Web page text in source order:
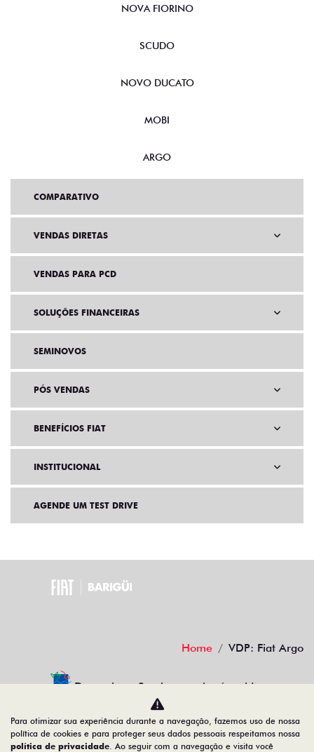
CRONOS
NOVA FIORINO
SCUDO
NOVO DUCATO
MOBI
COMPARATIVO
VENDAS DIRETAS
VENDAS PARA PCD
SOLUÇÕES FINANCEIRAS
SEMINOVOS
PÓS VENDAS
BENEFÍCIOS FIAT
INSTITUCIONAL
Home VDP: Fiat Argo
Desacelere. Seu bem maior é a vida.
Para otimizar sua experiência durante a navegação, fazemos uso de nossa
política de cookies e para proteger seus dados pessoais respeitamos nossa
política de privacidade. Ao seguir com a navegação e visita você